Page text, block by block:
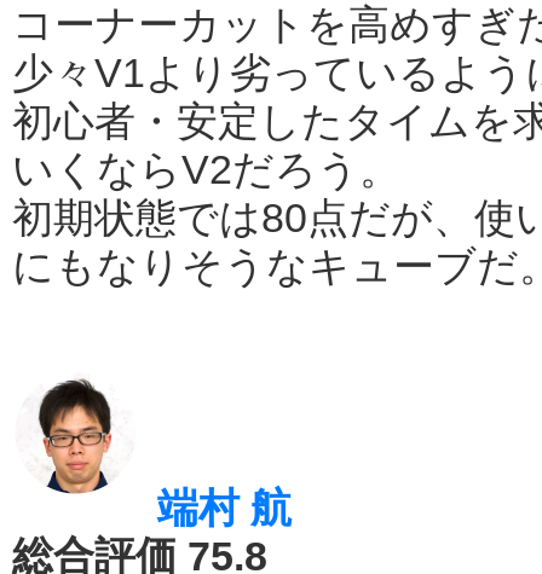
コーナーカットを高めすぎ
少々V1より劣っているよう
初心者・安定したタイムを
いくならV2だろう。
初期状態では80点だが、使
にもなりそうなキューブだ
端村 航
総合評価 75.8